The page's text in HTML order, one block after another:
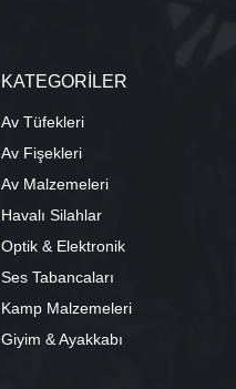
KATEGORİLER
Av Tüfekleri
Av Fişekleri
Av Malzemeleri
Havalı Silahlar
Optik & Elektronik
Ses Tabancaları
Kamp Malzemeleri
Giyim & Ayakkabı